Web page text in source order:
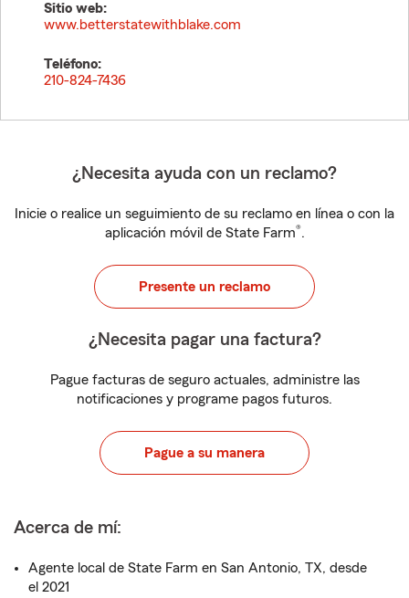
Sitio web:
www.betterstatewithblake.com
Teléfono:
210-824-7436
¿Necesita ayuda con un reclamo?
Inicie o realice un seguimiento de su reclamo en línea o con la
aplicación móvil de State Farm®.
Presente un reclamo
¿Necesita pagar una factura?
Pague facturas de seguro actuales, administre las
notificaciones y programe pagos futuros.
Pague a su manera
Acerca de mí:
Agente local de State Farm en San Antonio, TX, desde
el 2021